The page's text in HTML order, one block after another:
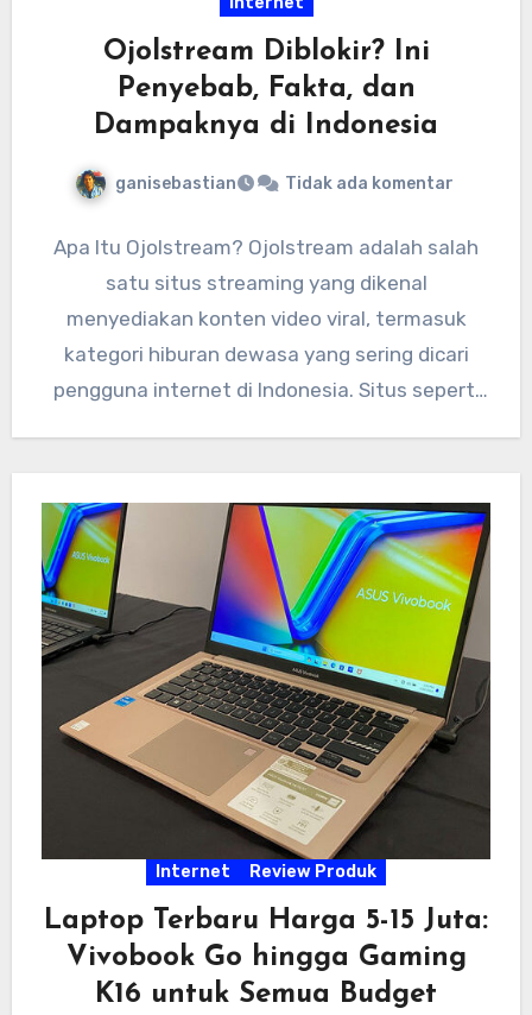
Ojolstream Diblokir? Ini
Penyebab, Fakta, dan
Dampaknya di Indonesia
ganisebastian Tidak ada komentar
Apa Itu Ojolstream? Ojolstream adalah salah
satu situs streaming yang dikenal
menyediakan konten video viral, termasuk
kategori hiburan dewasa yang sering dicari
pengguna internet di Indonesia. Situs seperti
Internet Review Produk
Laptop Terbaru Harga 5-15 Juta:
Vivobook Go hingga Gaming
K16 untuk Semua Budget